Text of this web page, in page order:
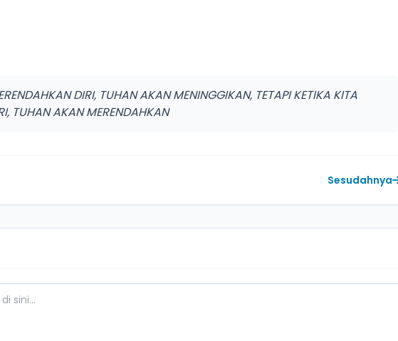
DIRI, TUHAN AKAN MENINGGIKAN, TETAPI KETIKA KITA
TUHAN AKAN MERENDAHKAN
Sesudahnya